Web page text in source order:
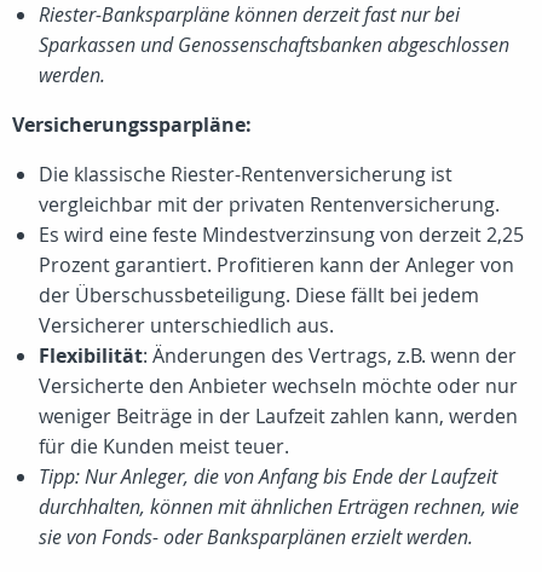
Riester-Banksparpläne können derzeit fast nur bei
Sparkassen und Genossenschaftsbanken abgeschlossen
werden.
Versicherungssparpläne:
Die klassische Riester-Rentenversicherung ist
vergleichbar mit der privaten Rentenversicherung.
Es wird eine feste Mindestverzinsung von derzeit 2,25
Prozent garantiert. Profitieren kann der Anleger von
der Überschussbeteiligung. Diese fällt bei jedem
Versicherer unterschiedlich aus.
Flexibilität: Änderungen des Vertrags, z.B. wenn der
Versicherte den Anbieter wechseln möchte oder nur
weniger Beiträge in der Laufzeit zahlen kann, werden
für die Kunden meist teuer.
Tipp: Nur Anleger, die von Anfang bis Ende der Laufzeit
durchhalten, können mit ähnlichen Erträgen rechnen, wie
sie von Fonds- oder Banksparplänen erzielt werden.